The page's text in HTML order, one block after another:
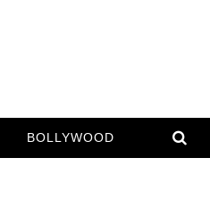
BOLLYWOOD